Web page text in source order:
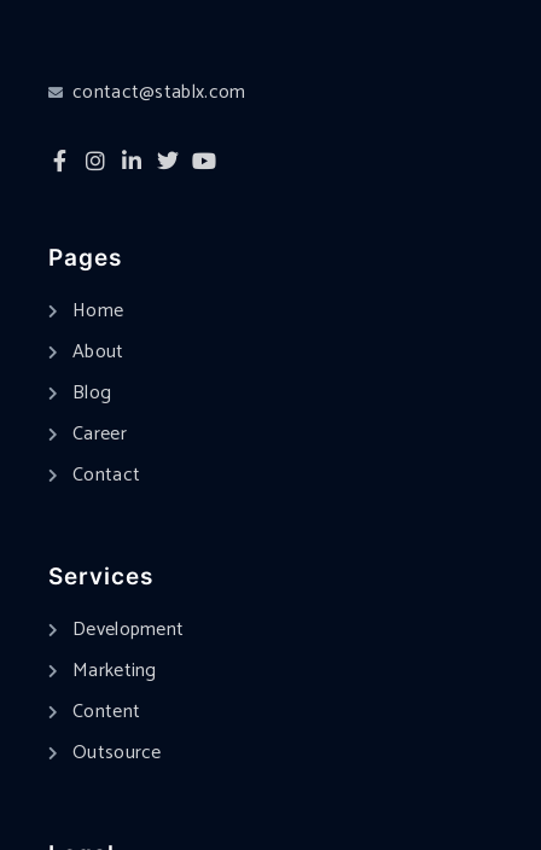
contact@stablx.com
Pages
Home
About
Blog
Career
Contact
Services
Development
Marketing
Content
Outsource